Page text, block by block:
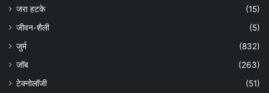
जरा हटके
(15)
जीवन-शैली
(5)
जुर्म
(832)
जॉब
(263)
टेक्नोलॉजी
(51)